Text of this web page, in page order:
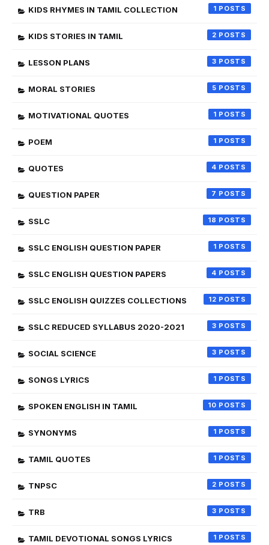
KIDS RHYMES IN TAMIL COLLECTION 1
KIDS STORIES IN TAMIL 2
LESSON PLANS 3
MORAL STORIES 5
MOTIVATIONAL QUOTES 1
POEM 1
QUOTES 4
QUESTION PAPER 7
SSLC 18
SSLC ENGLISH QUESTION PAPER 1
SSLC ENGLISH QUESTION PAPERS 4
SSLC ENGLISH QUIZZES COLLECTIONS 12
SSLC REDUCED SYLLABUS 2020-2021 3
SOCIAL SCIENCE 3
SONGS LYRICS 1
SPOKEN ENGLISH IN TAMIL 10
SYNONYMS 1
TAMIL QUOTES 1
TNPSC 2
TRB 3
TAMIL DEVOTIONAL SONGS LYRICS 1